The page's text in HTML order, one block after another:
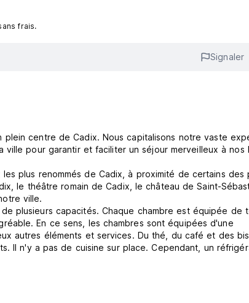
frais.
Signaler
centre de Cadix. Nous capitalisons notre vaste
pour garantir et faciliter un séjour merveilleux à nos
plus renommés de Cadix, à proximité de certains des
le théâtre romain de Cadix, le château de Saint-
ville.
plusieurs capacités. Chaque chambre est équipée de
En ce sens, les chambres sont équipées d'une
autres éléments et services. Du thé, du café et des
Il n'y a pas de cuisine sur place. Cependant, un